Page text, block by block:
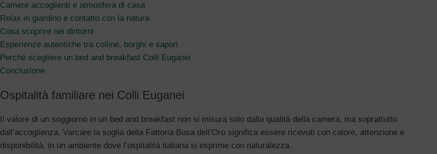
Camere accoglienti e atmosfera di casa
Relax in giardino e contatto con la natura
Cosa scoprire nei dintorni
Esperienze autentiche tra colline, borghi e sapori
Perché scegliere un bed and breakfast Colli Euganei
Conclusione
Ospitalità familiare nei Colli Euganei
Il valore di un soggiorno in un bed and breakfast non si misura solo dalla qualità della camera, ma soprattutto
dall’accoglienza. Varcare la soglia della Fattoria Busa dell’Oro significa essere ricevuti con calore, attenzione e
disponibilità, in un ambiente dove l’ospitalità italiana si esprime con naturalezza.